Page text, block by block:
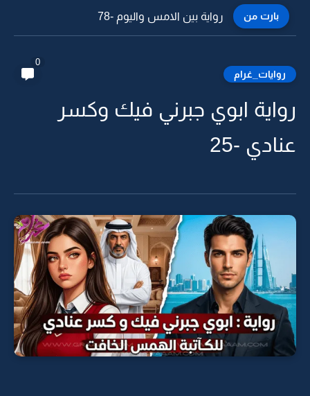
بارت من رواية بين الامس واليوم -78
روايات_غرام
0
رواية ابوي جبرني فيك وكسر
عنادي -25